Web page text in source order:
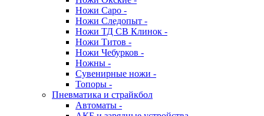
Ножи Саро -
Ножи Следопыт -
Ножи ТД СВ Клинок -
Ножи Титов -
Ножи Чебурков -
Ножны -
Сувенирные ножи -
Топоры -
Пневматика и страйкбол
Автоматы -